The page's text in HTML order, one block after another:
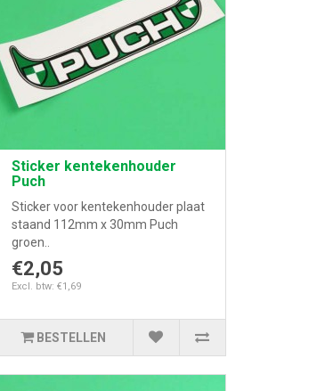
Sticker kentekenhouder
Puch
Sticker voor kentekenhouder plaat
staand 112mm x 30mm Puch
groen..
€2,05
Excl. btw: €1,69
BESTELLEN